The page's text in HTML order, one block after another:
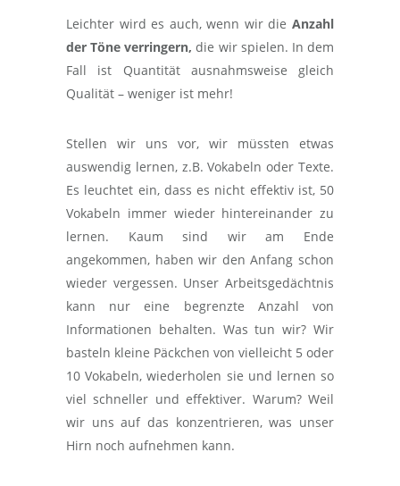
Leichter wird es auch, wenn wir die Anzahl
der Töne verringern, die wir spielen. In dem
Fall ist Quantität ausnahmsweise gleich
Qualität – weniger ist mehr!
Stellen wir uns vor, wir müssten etwas
auswendig lernen, z.B. Vokabeln oder Texte.
Es leuchtet ein, dass es nicht effektiv ist, 50
Vokabeln immer wieder hintereinander zu
lernen. Kaum sind wir am Ende
angekommen, haben wir den Anfang schon
wieder vergessen. Unser Arbeitsgedächtnis
kann nur eine begrenzte Anzahl von
Informationen behalten. Was tun wir? Wir
basteln kleine Päckchen von vielleicht 5 oder
10 Vokabeln, wiederholen sie und lernen so
viel schneller und effektiver. Warum? Weil
wir uns auf das konzentrieren, was unser
Hirn noch aufnehmen kann.